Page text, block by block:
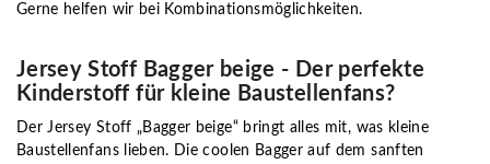
Gerne helfen wir bei Kombinationsmöglichkeiten.
Jersey Stoff Bagger beige - Der perfekte
Kinderstoff für kleine Baustellenfans?
Der Jersey Stoff „Bagger beige“ bringt alles mit, was kleine
Baustellenfans lieben. Die coolen Bagger auf dem sanften